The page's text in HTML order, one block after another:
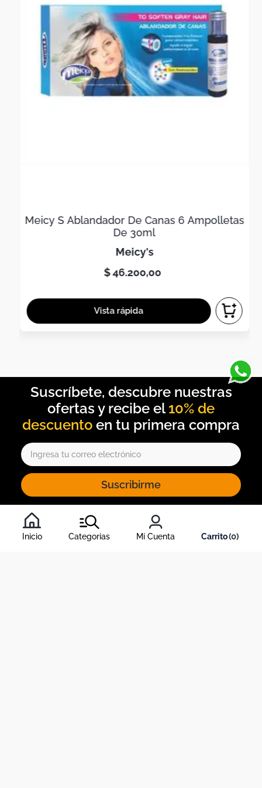
Inicio Categorias Mi Cuenta 0
Meicy S Ablandador De Canas 6 Ampolletas
De 30ml
meicy's
$46.200,00
10% de
descuento
Suscribirme
Al inscribirte al newsletter, aceptas nuestros
condiciones
, y nuestrapolítica de tratamiento de información